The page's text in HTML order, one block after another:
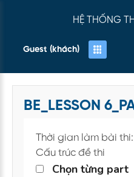
HỆ THỐNG
Guest (khách)
BE_LESSON
Thời gian làm bài thi:
Cấu trúc đề thi
Chọn từng part